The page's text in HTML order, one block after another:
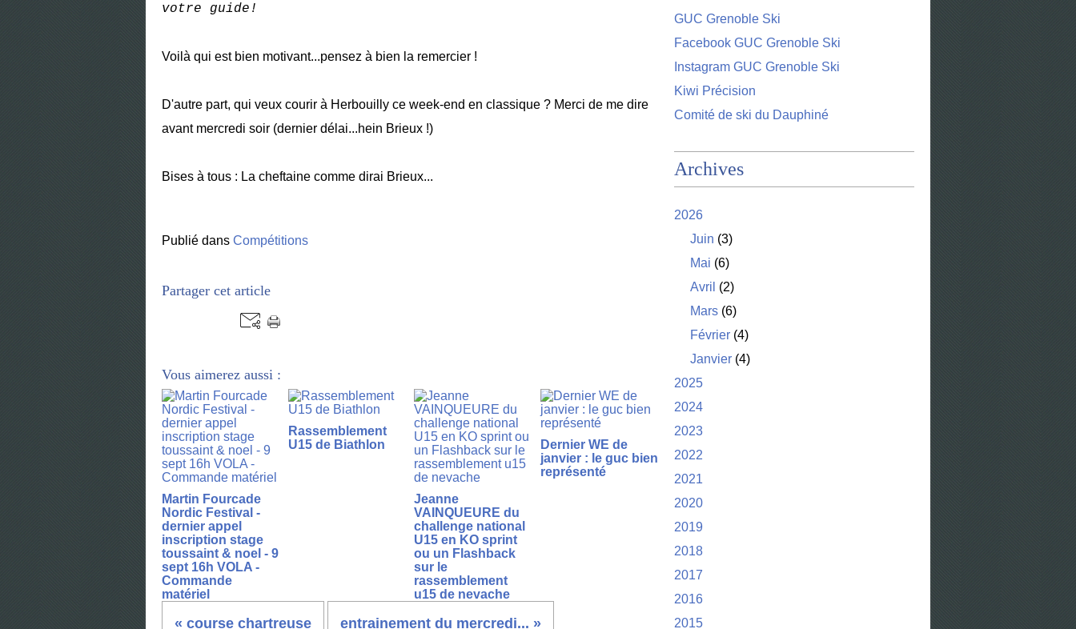
votre guide!
Voilà qui est bien motivant...pensez à bien la remercier !
D'autre part, qui veux courir à Herbouilly ce week-end en classique ? Merci de me dire
avant mercredi soir (dernier délai...hein Brieux !)
Bises à tous : La cheftaine comme dirai Brieux...
Publié dans Compétitions
Partager cet article
Vous aimerez aussi :
Martin Fourcade
Nordic Festival -
dernier appel
inscription stage
toussaint & noel - 9
sept 16h VOLA -
Commande
matériel
Rassemblement
U15 de Biathlon
Jeanne
VAINQUEURE du
challenge national
U15 en KO sprint
ou un Flashback
sur le
rassemblement
u15 de nevache
Dernier WE de
janvier : le guc bien
représenté
« course chartreuse entrainement du mercredi... »
GUC Grenoble Ski
Facebook GUC Grenoble Ski
Instagram GUC Grenoble Ski
Kiwi Précision
Comité de ski du Dauphiné
Archives
2026
Juin (3)
Mai (6)
Avril (2)
Mars (6)
Février (4)
Janvier (4)
2025
2024
2023
2022
2021
2020
2019
2018
2017
2016
2015